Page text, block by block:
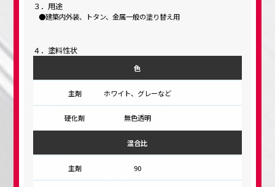
３．用途
建築内外装、トタン、金属一般の塗り替え用
４．塗料性状
色
ホワイト、グレーなど
無色透明
混合比
90